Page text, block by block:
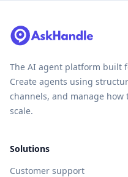
The AI agent platform built
Create agents using
channels, and manage
scale.
Solutions
Customer support